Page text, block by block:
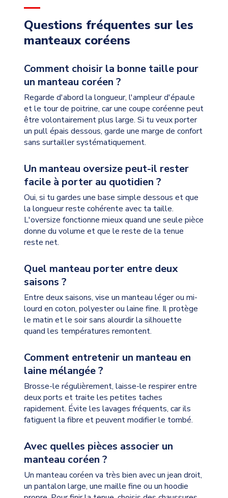
Questions fréquentes sur les
manteaux coréens
Comment choisir la bonne taille pour
un manteau coréen ?
Regarde d'abord la longueur, l'ampleur d'épaule
et le tour de poitrine, car une coupe coréenne peut
être volontairement plus large. Si tu veux porter
un pull épais dessous, garde une marge de confort
sans surtailler systématiquement.
Un manteau oversize peut-il rester
facile à porter au quotidien ?
Oui, si tu gardes une base simple dessous et que
la longueur reste cohérente avec ta taille.
L'oversize fonctionne mieux quand une seule pièce
donne du volume et que le reste de la tenue
reste net.
Quel manteau porter entre deux
saisons ?
Entre deux saisons, vise un manteau léger ou mi-
lourd en coton, polyester ou laine fine. Il protège
le matin et le soir sans alourdir la silhouette
quand les températures remontent.
Comment entretenir un manteau en
laine mélangée ?
Brosse-le régulièrement, laisse-le respirer entre
deux ports et traite les petites taches
rapidement. Évite les lavages fréquents, car ils
fatiguent la fibre et peuvent modifier le tombé.
Avec quelles pièces associer un
manteau coréen ?
Un manteau coréen va très bien avec un jean droit,
un pantalon large, une maille fine ou un hoodie